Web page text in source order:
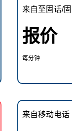
来自至固话/固
报价
每分钟
来自移动电话